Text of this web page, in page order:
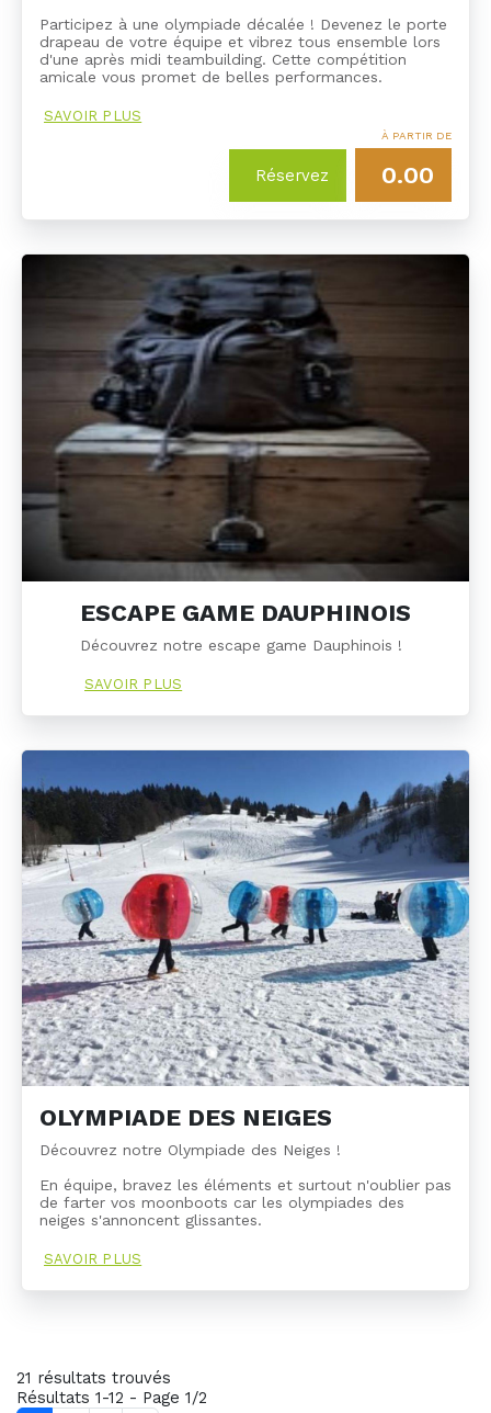
Participez à une olympiade décalée ! Devenez le porte
drapeau de votre équipe et vibrez tous ensemble lors
d'une après midi teambuilding. Cette compétition
amicale vous promet de belles performances.
SAVOIR PLUS
Réservez
À PARTIR DE
0.00
ESCAPE GAME DAUPHINOIS
Découvrez notre escape game Dauphinois !
SAVOIR PLUS
OLYMPIADE DES NEIGES
Découvrez notre Olympiade des Neiges !
En équipe, bravez les éléments et surtout n'oublier pas
de farter vos moonboots car les olympiades des
neiges s'annoncent glissantes.
SAVOIR PLUS
21 résultats trouvés
Résultats 1-12 - Page 1/2